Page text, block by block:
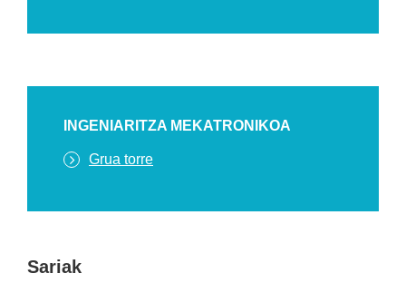
INGENIARITZA MEKATRONIKOA
Grua torre
Sariak